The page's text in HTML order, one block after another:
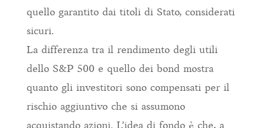
quello garantito dai titoli di Stato, considerati
sicuri.
La differenza tra il rendimento degli utili
dello S&P 500 e quello dei bond mostra
quanto gli investitori sono compensati per il
rischio aggiuntivo che si assumono
acquistando azioni. L’idea di fondo è che, a